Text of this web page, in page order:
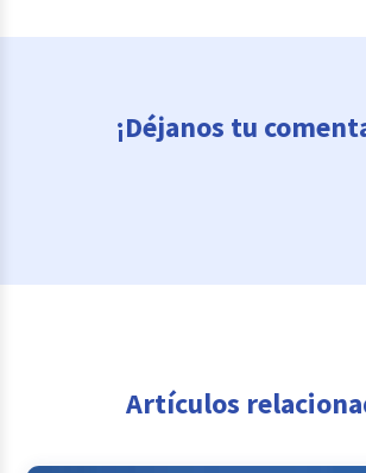
¡Déjanos tu
Artículos